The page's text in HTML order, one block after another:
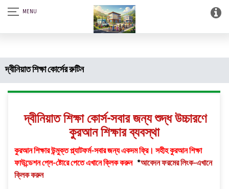
আস-সালামু আলাইকুম। SQSF-কাউন্সেলিং সেন্টার এন্ড স্মার্ট লাইব্রেরী (আত্নশুদ্ধির
সফটওয়্যার)।
দ্বীনিয়াত শিক্ষা কোর্সের রুটিন
দ্বীনিয়াত শিক্ষা কোর্স-সবার জন্য শুদ্ধ উচ্চারণে
কুরআন শিক্ষার ব্যবস্থা
কুরআন শিক্ষার উন্মুক্ত প্ল্যাটফর্ম-সবার জন্য একদম ফ্রি। সহীহ কুরআন শিক্ষা
ফাউন্ডেশন প্লে-ষ্টোরে পেতে এখানে ক্লিক করুন*আবেদন ফরমের লিংক-এখানে
ক্লিক করুন